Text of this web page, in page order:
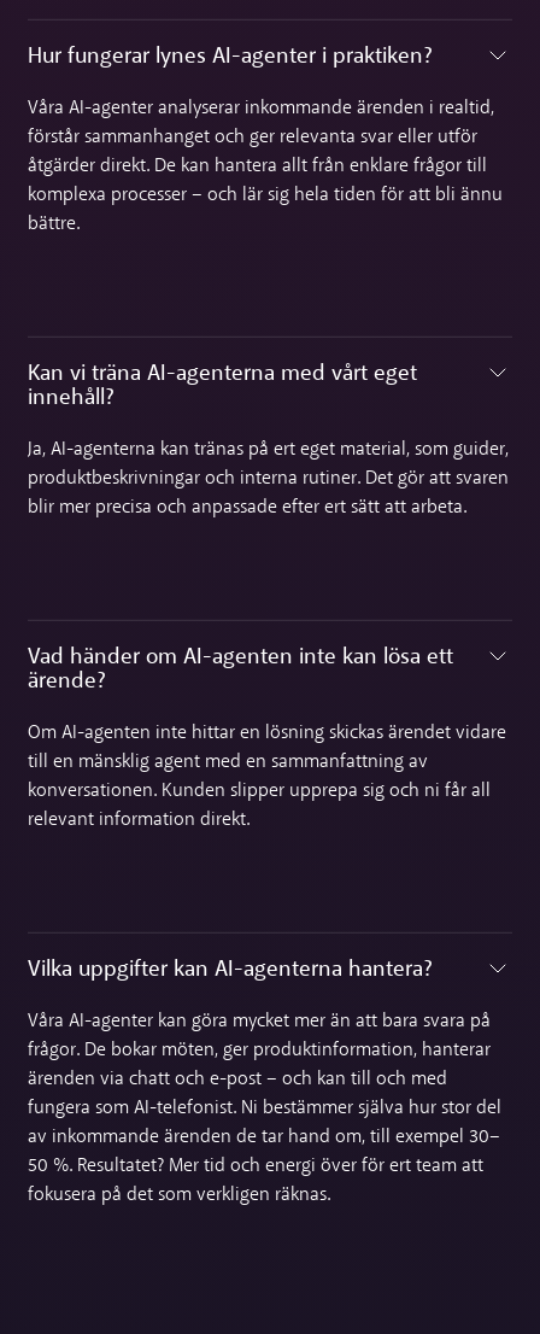
Toggle accordion
Hur fungerar lynes AI-agenter i praktiken?
Våra AI-agenter analyserar inkommande ärenden i realtid,
förstår sammanhanget och ger relevanta svar eller utför
åtgärder direkt. De kan hantera allt från enklare frågor till
komplexa processer – och lär sig hela tiden för att bli ännu
bättre.
Kan vi träna AI-agenterna med vårt eget
innehåll?‍
Ja, AI-agenterna kan tränas på ert eget material, som guider,
produktbeskrivningar och interna rutiner. Det gör att svaren
blir mer precisa och anpassade efter ert sätt att arbeta.
Vad händer om AI-agenten inte kan lösa ett
ärende?‍
Om AI-agenten inte hittar en lösning skickas ärendet vidare
till en mänsklig agent med en sammanfattning av
konversationen. Kunden slipper upprepa sig och ni får all
relevant information direkt.
Toggle accordion
Vilka uppgifter kan AI-agenterna hantera?‍
Våra AI-agenter kan göra mycket mer än att bara svara på
frågor. De bokar möten, ger produktinformation, hanterar
ärenden via chatt och e-post – och kan till och med
fungera som AI-telefonist. Ni bestämmer själva hur stor del
av inkommande ärenden de tar hand om, till exempel 30–
50 %. Resultatet? Mer tid och energi över för ert team att
fokusera på det som verkligen räknas.